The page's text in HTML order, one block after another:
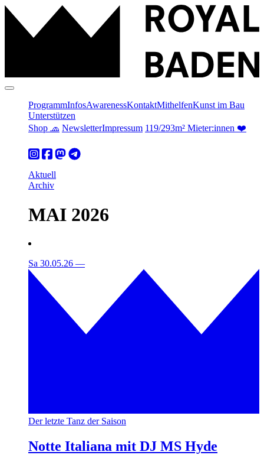
ProgrammInfosAwarenessKontaktMithelfenKunst im Bau
Unterstützen
Shop 🧢 NewsletterImpressum 119/293m² Mieter:innen ❤️
Aktuell
Archiv
MAI 2026
Sa 30.05.26 —
Der letzte Tanz der Saison
Notte Italiana mit DJ MS Hyde